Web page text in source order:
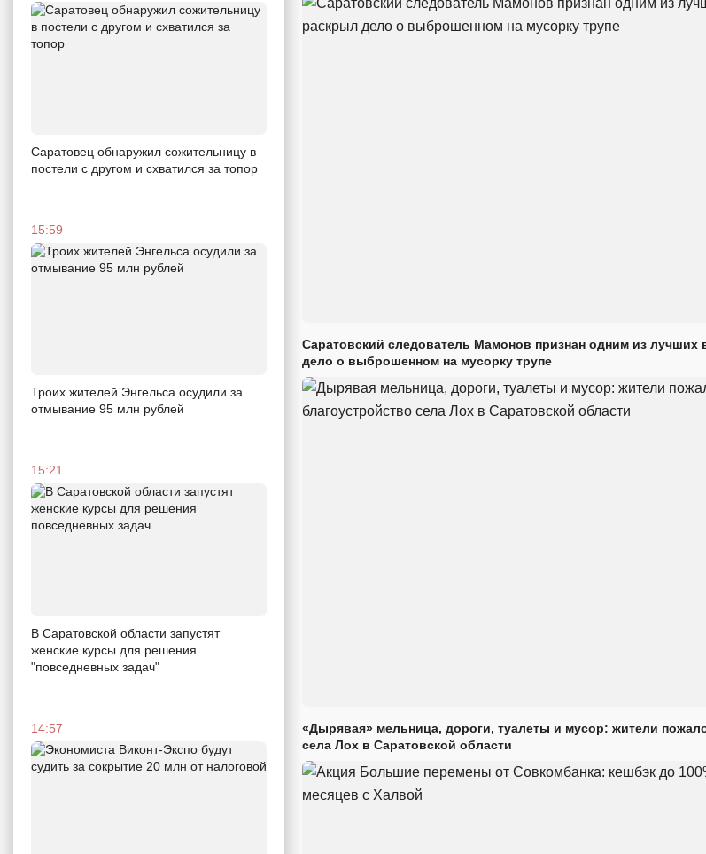
Саратовец обнаружил сожительницу в
постели с другом и схватился за топор
15:59
Троих жителей Энгельса осудили за
отмывание 95 млн рублей
15:21
В Саратовской области запустят
женские курсы для решения
"повседневных задач"
14:57
Саратовский следователь Мамонов признан одним из
дело о выброшенном на мусорку трупе
«Дырявая» мельница, дороги, туалеты и мусор: жители
села Лох в Саратовской области